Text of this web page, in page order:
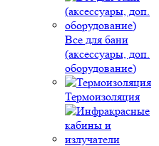
Все для бани
(аксессуары, доп.
оборудование)
Термоизоляция